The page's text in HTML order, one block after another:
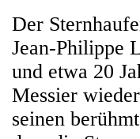
Der
Jean-Philippe
und etwa 20
Messier
seinen